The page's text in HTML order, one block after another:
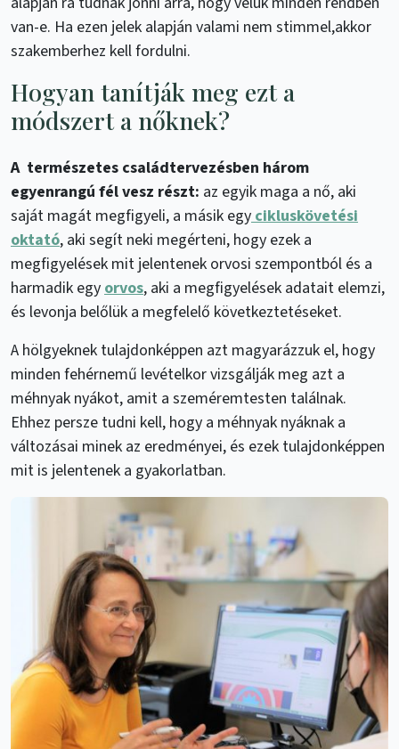
van-e. Ha ezen jelek alapján valami nem stimmel,akkor
szakemberhez kell fordulni.
Hogyan tanítják meg ezt a
módszert a nőknek?
A természetes családtervezésben három
egyenrangú fél vesz részt: az egyik maga a nő, aki
saját magát megfigyeli, a másik egy cikluskövetési
oktató, aki segít neki megérteni, hogy ezek a
megfigyelések mit jelentenek orvosi szempontból és a
harmadik egy orvos, aki a megfigyelések adatait elemzi,
és levonja belőlük a megfelelő következtetéseket.
A hölgyeknek tulajdonképpen azt magyarázzuk el, hogy
minden fehérnemű levételkor vizsgálják meg azt a
méhnyak nyákot, amit a szeméremtesten találnak.
Ehhez persze tudni kell, hogy a méhnyak nyáknak a
változásai minek az eredményei, és ezek tulajdonképpen
mit is jelentenek a gyakorlatban.